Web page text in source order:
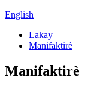
English
Lakay
Manifaktirè
Manifaktirè